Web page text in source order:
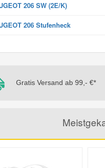
206 SW (2E/K)
206 Stufenheck
Gratis Versand ab 99,- €*